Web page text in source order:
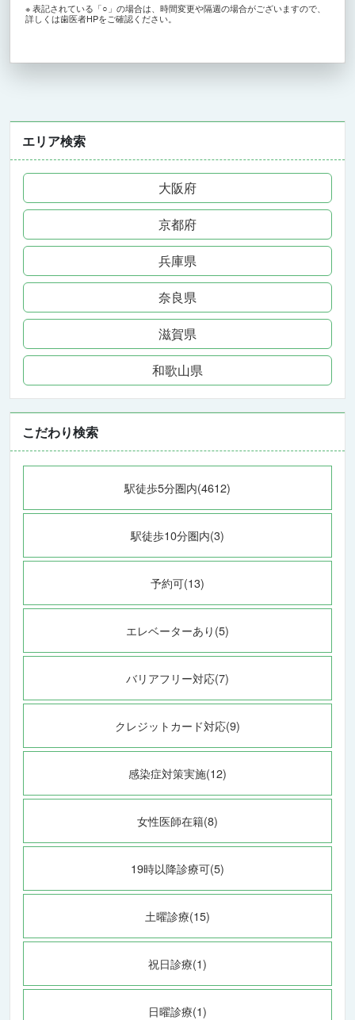
※ 表記されている「○」の場合は、時間変更や隔週の場合がございますので、
詳しくは歯医者HPをご確認ください。
エリア検索
大阪府
京都府
兵庫県
奈良県
滋賀県
和歌山県
こだわり検索
駅徒歩5分圏内(4612)
駅徒歩10分圏内(3)
予約可(13)
エレベーターあり(5)
バリアフリー対応(7)
クレジットカード対応(9)
感染症対策実施(12)
女性医師在籍(8)
19時以降診療可(5)
土曜診療(15)
祝日診療(1)
日曜診療(1)